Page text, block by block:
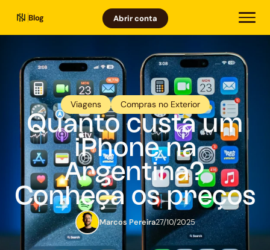
Blog Abrir conta
Viagens Compras no Exterior
Quanto custa um
iPhone na
Argentina?
Conheça os preços
Marcos Pereira27/10/2025